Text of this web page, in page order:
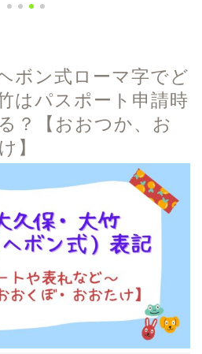
ボン式ローマ字でど
はパスポート申請時
？【おおつか、お
】